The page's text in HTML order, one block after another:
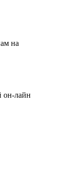
на
он-лайн